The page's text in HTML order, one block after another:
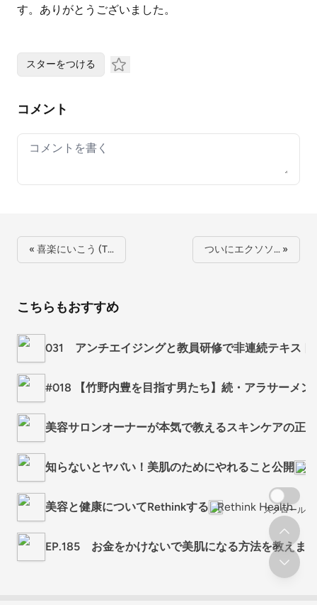
す。ありがとうございました。
スターをつける
コメント
Your comment
« 喜楽にいこう (T… ついにエクソソ… »
こちらもおすすめ
031 アンチエイジングと教員研修で非連続テキスト
#018 【竹野内豊を目指す男たち】続・アラサーメン
美容サロンオーナーが本気で教えるスキンケアの正解
知らないとヤバい！美肌のためにやれること公開 ハ
美容と健康についてRethinkする Rethink Health
EP.185 お金をかけないで美肌になる方法を教えま
スクロール